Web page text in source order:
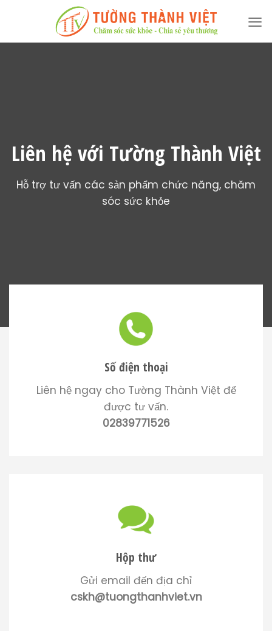
content
Liên hệ với Tường Thành Việt
Hỗ trợ tư vấn các sản phẩm chức năng, chăm
sóc sức khỏe
Số điện thoại
Liên hệ ngay cho Tường Thành Việt để
được tư vấn.
02839771526
Hộp thư
Gửi email đến địa chỉ
cskh@tuongthanhviet.vn